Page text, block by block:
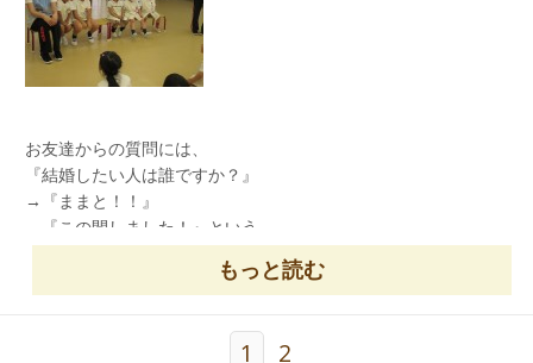
天気もとってもよかったので、外のプールでも、
たくさん遊びました！
滑り台も全員が滑ることができました。
他にも、屋外プールで気持ちよく泳いでみたり、
屋内の大きいプールでも遊んだね。
お友達からの質問には、
『結婚したい人は誰ですか？』
→『ままと！！』
→『この間しました！』という
『どんな服が好きですか？』と、
たくさんの質問が出ていました！
もっと読む
1 2